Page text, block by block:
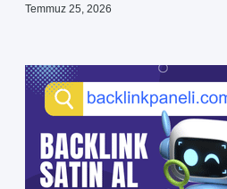
Temmuz 25, 2026